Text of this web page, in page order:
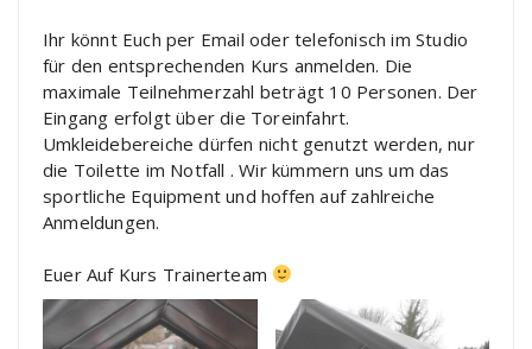
Ihr könnt Euch per Email oder telefonisch im Studio
für den entsprechenden Kurs anmelden. Die
maximale Teilnehmerzahl beträgt 10 Personen. Der
Eingang erfolgt über die Toreinfahrt.
Umkleidebereiche dürfen nicht genutzt werden, nur
die Toilette im Notfall . Wir kümmern uns um das
sportliche Equipment und hoffen auf zahlreiche
Anmeldungen.
Euer Auf Kurs Trainerteam